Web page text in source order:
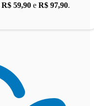
R$ 59,90 e R$ 97,90.